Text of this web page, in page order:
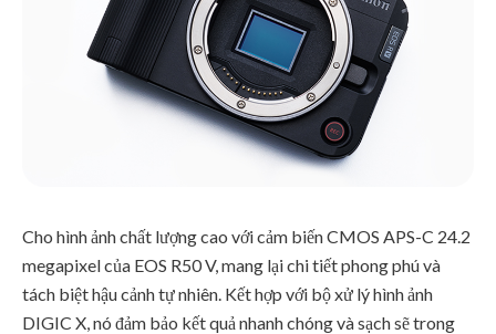
Cho hình ảnh chất lượng cao với cảm biến CMOS APS-C 24.2
megapixel của EOS R50 V, mang lại chi tiết phong phú và
tách biệt hậu cảnh tự nhiên. Kết hợp với bộ xử lý hình ảnh
DIGIC X, nó đảm bảo kết quả nhanh chóng và sạch sẽ trong